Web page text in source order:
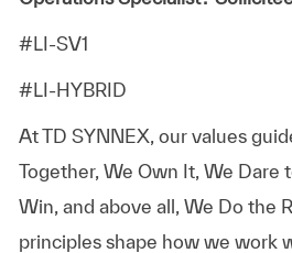
#LI-SV1
#LI-HYBRID
At TD SYNNEX, our values
Together, We Own It, We Dare
Win, and above all, We Do the
principles shape how we work